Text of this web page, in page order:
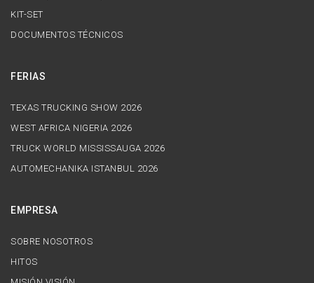
KIT-SET
DOCUMENTOS TÉCNICOS
FERIAS
TEXAS TRUCKING SHOW 2026
WEST AFRICA NIGERIA 2026
TRUCK WORLD MISSISSAUGA 2026
AUTOMECHANIKA ISTANBUL 2026
EMPRESA
SOBRE NOSOTROS
HITOS